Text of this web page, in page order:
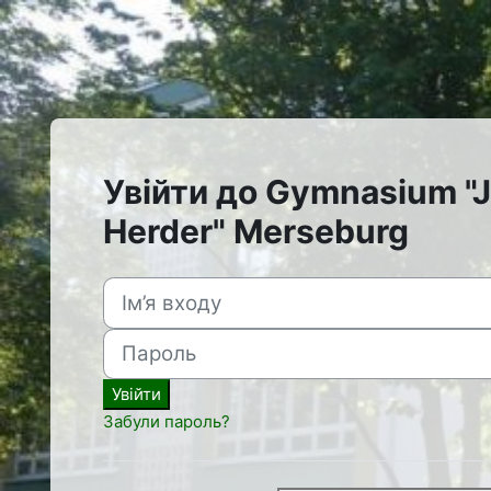
Перейти до головного вмісту
Увійти до Gymnasium
Herder" Merseburg
Ім’я входу
Пароль
Увійти
Забули пароль?